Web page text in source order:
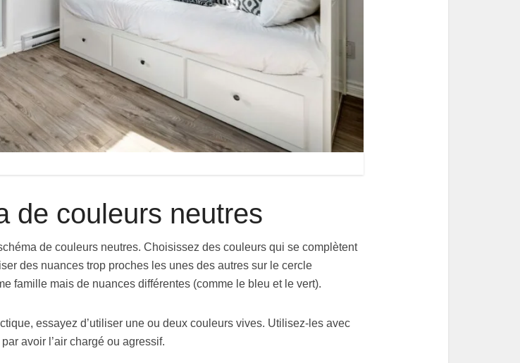
de couleurs neutres
de couleurs neutres. Choisissez des couleurs qui se complètent
des nuances trop proches les unes des autres sur le cercle
famille mais de nuances différentes (comme le bleu et le vert).
essayez d’utiliser une ou deux couleurs vives. Utilisez-les avec
avoir l’air chargé ou agressif.